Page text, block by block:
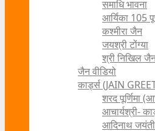
समाधि भावना
आर्यिका 105
कश्मीरा जैन
जयश्री टोंग्या
श्री निखिल
जैन वीडियो
कार्ड्स (JAIN
शरद पूर्णिमा
आचार्यश्री-
आदिनाथ